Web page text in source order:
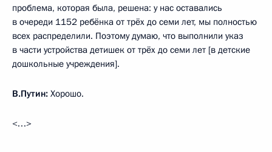
проблема, которая была, решена: у нас оставались
в очереди 1152 ребёнка от трёх до семи лет, мы полностью
всех распределили. Поэтому думаю, что выполнили указ
в части устройства детишек от трёх до семи лет [в детские
дошкольные учреждения].
В.Путин: Хорошо.
<…>